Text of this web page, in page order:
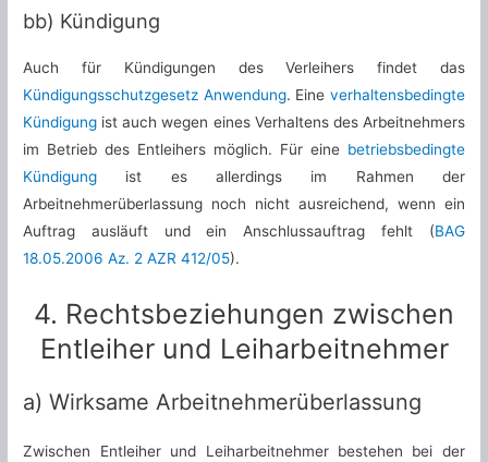
bb) Kündigung
Auch für Kündigungen des Verleihers findet das
Kündigungsschutzgesetz Anwendung. Eine verhaltensbedingte
Kündigung ist auch wegen eines Verhaltens des Arbeitnehmers
im Betrieb des Entleihers möglich. Für eine betriebsbedingte
Kündigung ist es allerdings im Rahmen der
Arbeitnehmerüberlassung noch nicht ausreichend, wenn ein
Auftrag ausläuft und ein Anschlussauftrag fehlt (BAG
18.05.2006 Az. 2 AZR 412/05).
4. Rechtsbeziehungen zwischen
Entleiher und Leiharbeitnehmer
a) Wirksame Arbeitnehmerüberlassung
Zwischen Entleiher und Leiharbeitnehmer bestehen bei der